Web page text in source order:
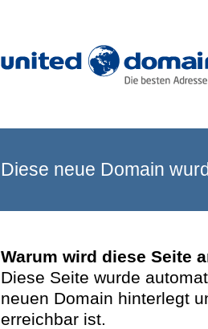
Diese neue Domain
Warum wird diese Seite
Diese Seite wurde
neuen Domain hinterlegt
erreichbar ist.